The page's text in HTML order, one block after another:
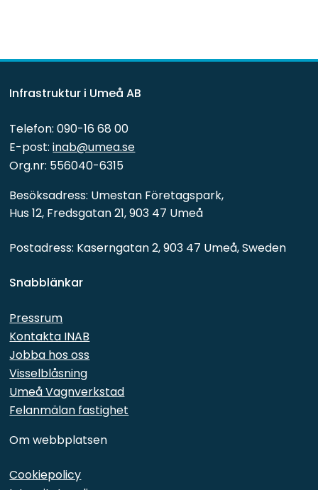
Infrastruktur i Umeå AB
Telefon: 090-16 68 00
E-post: inab@umea.se
Org.nr: 556040-6315
Besöksadress: Umestan Företagspark,
Hus 12, Fredsgatan 21, 903 47 Umeå
Postadress: Kaserngatan 2, 903 47 Umeå, Sweden
Snabblänkar
Pressrum
Kontakta INAB
Jobba hos oss
Visselblåsning
Umeå Vagnverkstad
Felanmälan fastighet
Om webbplatsen
Cookiepolicy